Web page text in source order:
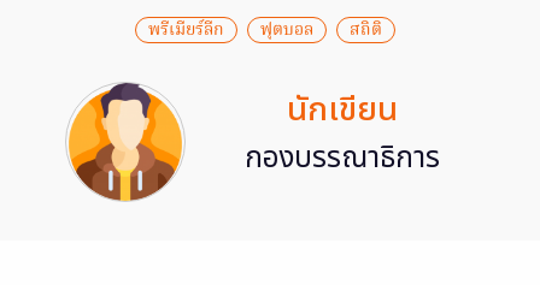
พรีเมียร์ลีก ฟุตบอล สถิติ
นักเขียน
กองบรรณาธิการ